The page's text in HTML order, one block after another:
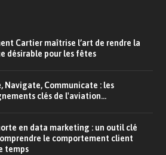
Cartier maîtrise l’art de rendre la
désirable pour les fêtes
Navigate, Communicate : les
clés de l'aviation...
en data marketing : un outil clé
le comportement client
temps